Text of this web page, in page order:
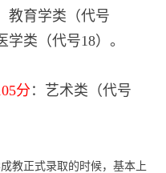
教育学类（代号
类（代号18）。
分 ：艺术类（代号
教正式录取的时候，基本上